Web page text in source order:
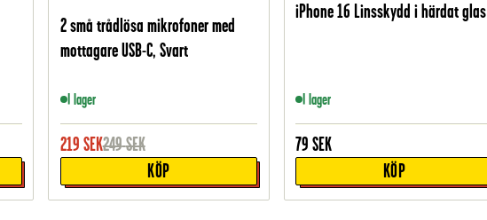
2 små trådlösa mikrofoner med
mottagare USB-C, Svart
I lager
219 SEK249SEK
KÖP
iPhone 16 Linsskydd i härdat glas
I lager
79 SEK
KÖP